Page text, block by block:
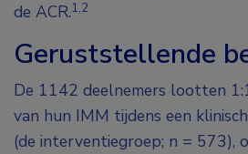
de ACR.1,2
Geruststellende
De 1142 deelnemers lootten
van hun IMM tijdens een
(de interventiegroep; n = 573),